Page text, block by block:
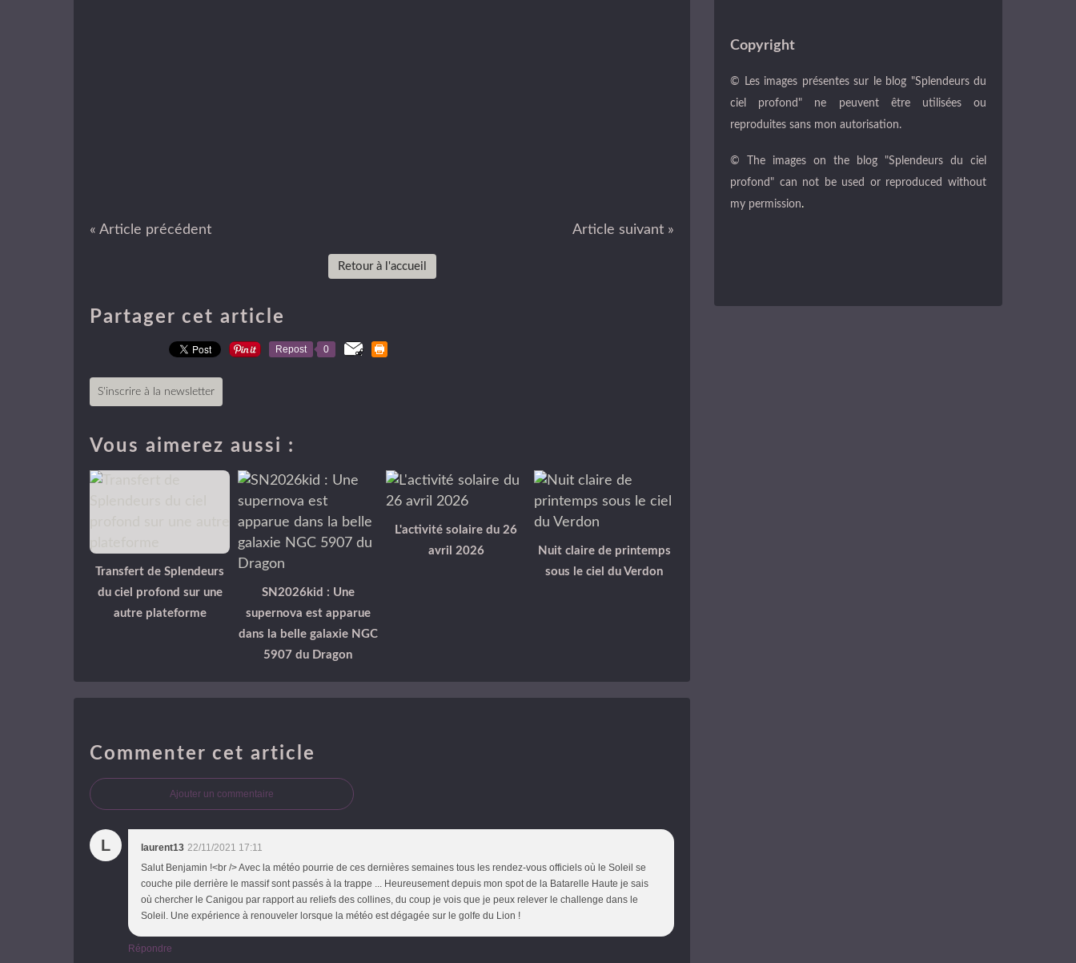
« Article précédent Article suivant »
Retour à l'accueil
Partager cet article
Repost 0
S'inscrire à la newsletter
Vous aimerez aussi :
Transfert de Splendeurs
du ciel profond sur une
autre plateforme
SN2026kid : Une
supernova est apparue
dans la belle galaxie NGC
5907 du Dragon
L'activité solaire du 26
avril 2026
Nuit claire de printemps
sous le ciel du Verdon
Commenter cet article
Ajouter un commentaire
L laurent13 22/11/2021 17:11
Salut Benjamin !<br /> Avec la météo pourrie de ces dernières semaines tous les rendez-vous officiels où le Soleil se
couche pile derrière le massif sont passés à la trappe ... Heureusement depuis mon spot de la Batarelle Haute je sais
où chercher le Canigou par rapport au reliefs des collines, du coup je vois que je peux relever le challenge dans le
Soleil. Une expérience à renouveler lorsque la météo est dégagée sur le golfe du Lion !
Répondre
Copyright
© Les images présentes sur le blog "Splendeurs du
ciel profond" ne peuvent être utilisées ou
reproduites sans mon autorisation.
© The images on the blog "Splendeurs du ciel
profond" can not be used or reproduced without
my permission.